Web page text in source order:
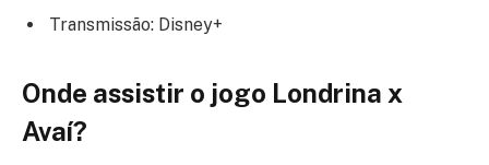
Transmissão: Disney+
Onde assistir o jogo Londrina x
Avaí?